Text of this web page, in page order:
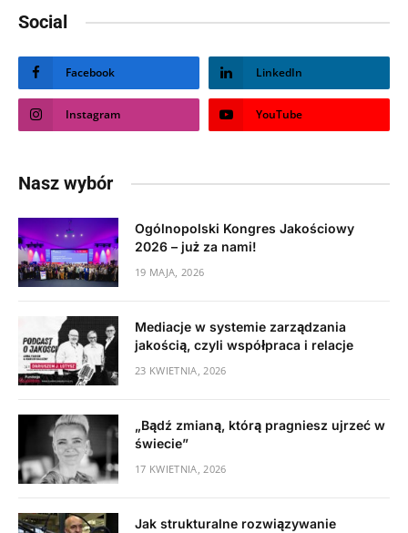
Social
Facebook LinkedIn
Instagram YouTube
Nasz wybór
Ogólnopolski Kongres Jakościowy
2026 – już za nami!
19 MAJA, 2026
Mediacje w systemie zarządzania
jakością, czyli współpraca i relacje
23 KWIETNIA, 2026
„Bądź zmianą, którą pragniesz ujrzeć w
świecie”
17 KWIETNIA, 2026
Jak strukturalne rozwiązywanie